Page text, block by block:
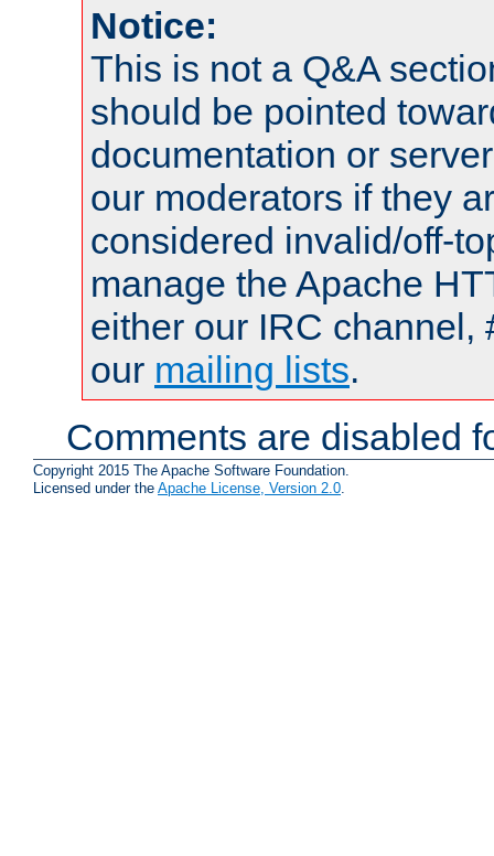
Notice:
This is not a Q&A
should be pointed
documentation or
our moderators if they
considered invalid/off-
manage the Apache
either our IRC channel,
our mailing lists.
Comments are disabled
Copyright 2015 The Apache Software Foundation.
Licensed under the Apache License, Version 2.0.